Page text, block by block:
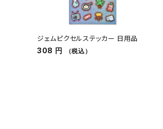
ジェムピクセルステッカー 日用品
308 円 （税込）